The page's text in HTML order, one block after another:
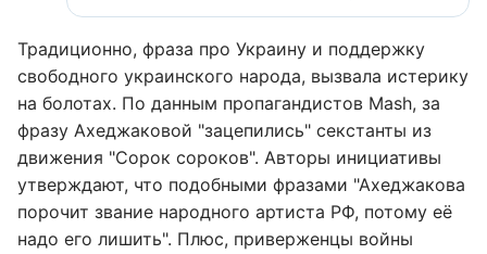
Традиционно, фраза про Украину и поддержку
свободного украинского народа, вызвала истерику
на болотах. По данным пропагандистов Mash, за
фразу Ахеджаковой "зацепились" секстанты из
движения "Сорок сороков". Авторы инициативы
утверждают, что подобными фразами "Ахеджакова
порочит звание народного артиста РФ, потому её
надо его лишить". Плюс, приверженцы войны